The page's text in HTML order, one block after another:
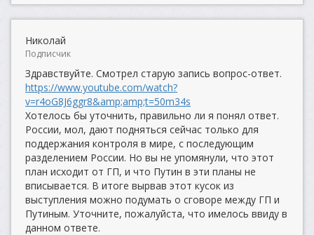
Николай
Подписчик
Здравствуйте. Смотрел старую запись вопрос-ответ.
https://www.youtube.com/watch?
v=r4oG8J6ggr8&amp;amp;t=50m34s
Хотелось бы уточнить, правильно ли я понял ответ.
России, мол, дают подняться сейчас только для
поддержания контроля в мире, с последующим
разделением России. Но вы не упомянули, что этот
план исходит от ГП, и что Путин в эти планы не
вписывается. В итоге вырвав этот кусок из
выступления можно подумать о сговоре между ГП и
Путиным. Уточните, пожалуйста, что имелось ввиду в
данном ответе.